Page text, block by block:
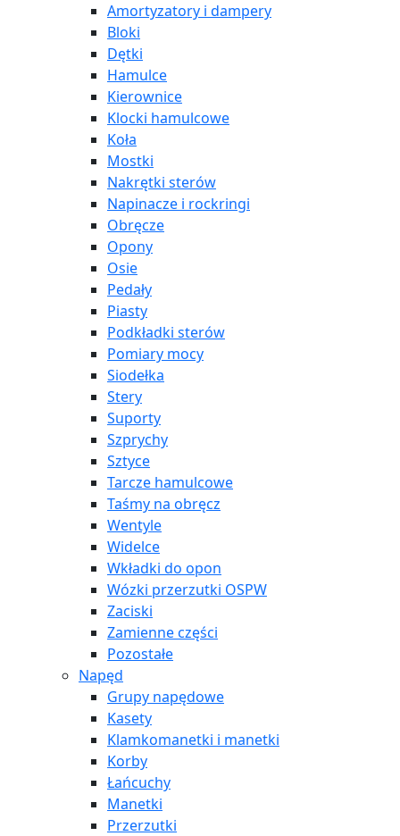
Amortyzatory i dampery
Bloki
Dętki
Hamulce
Kierownice
Klocki hamulcowe
Koła
Mostki
Nakrętki sterów
Napinacze i rockringi
Obręcze
Opony
Osie
Pedały
Piasty
Podkładki sterów
Pomiary mocy
Siodełka
Stery
Suporty
Szprychy
Sztyce
Tarcze hamulcowe
Taśmy na obręcz
Wentyle
Widelce
Wkładki do opon
Wózki przerzutki OSPW
Zaciski
Zamienne części
Pozostałe
Napęd
Grupy napędowe
Kasety
Klamkomanetki i manetki
Korby
Łańcuchy
Manetki
Przerzutki